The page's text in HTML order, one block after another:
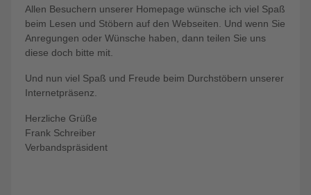
Allen Besuchern unserer Homepage wünsche ich viel Spaß
beim Lesen und Stöbern auf den Webseiten. Und wenn Sie
Anregungen oder Wünsche haben, dann teilen Sie uns
diese doch bitte mit.
Und nun viel Spaß und Freude beim Durchstöbern unserer
Internetpräsenz.
Herzliche Grüße
Frank Schreiber
Verbandspräsident